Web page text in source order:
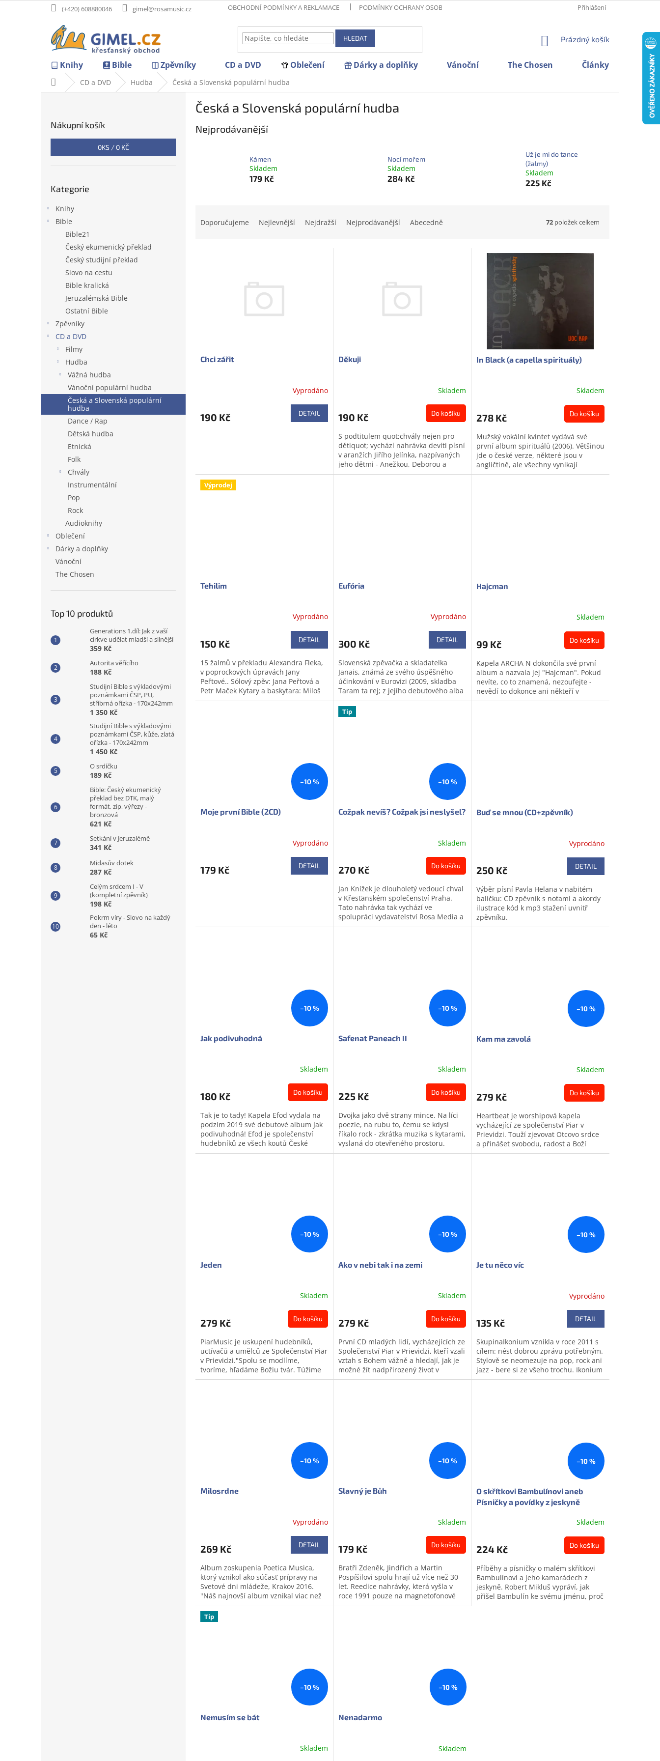
na
(+420) 608880046 gimel@rosamusic.cz OBCHODNÍ PODMÍNKY A REKLAMACE PODMÍNKY OCHRANY OSOBNÍCH ÚDAJŮ Přihlášení
HLEDAT
NÁKUPNÍ
Prázdný košík
Knihy Bible Zpěvníky CD a DVD Oblečení Dárky a doplňky Vánoční The Chosen Články
Domů CD a DVD Hudba Česká a Slovenská populární hudba
Nákupní košík
0KS / 0 KČ
kategorie
Kategorie
Knihy
Bible
Bible21
Český ekumenický překlad
Český studijní překlad
Slovo na cestu
Bible kralická
Jeruzalémská Bible
Ostatní Bible
Zpěvníky
CD a DVD
Filmy
Hudba
Vážná hudba
Vánoční populární hudba
Česká a Slovenská populární
hudba
Dance / Rap
Dětská hudba
Etnická
Folk
Chvály
Instrumentální
Pop
Rock
Audioknihy
Oblečení
Dárky a doplňky
Vánoční
The Chosen
Top 10 produktů
Generations 1.díl: Jak z vaší
církve udělat mladší a silnější
359 Kč
Autorita věřícího
188 Kč
Studijní Bible s výkladovými
poznámkami ČSP, PU,
stříbrná ořízka - 170x242mm
1 350 Kč
Studijní Bible s výkladovými
poznámkami ČSP, kůže, zlatá
ořízka - 170x242mm
1 450 Kč
O srdíčku
189 Kč
Bible: Český ekumenický
překlad bez DTK, malý
formát, zip, výřezy -
bronzová
621 Kč
Setkání v Jeruzalémě
341 Kč
Midasův dotek
287 Kč
Celým srdcem I - V
(kompletní zpěvník)
198 Kč
Pokrm víry - Slovo na každý
den - léto
65 Kč
Česká a Slovenská populární hudba
Nejprodávanější
Kámen
Skladem
179 Kč
Nocí mořem
Skladem
284 Kč
Už je mi do tance
(žalmy)
Skladem
225 Kč
Doporučujeme Nejlevnější Nejdražší Nejprodávanější Abecedně 72 položek celkem
Chci zářit
Vyprodáno
190 Kč DETAIL
Děkuji
Skladem
190 Kč Do košíku
S podtitulem quot;chvály nejen pro
dětiquot; vychází nahrávka devíti písní
v aranžích Jiřího Jelínka, nazpívaných
jeho dětmi - Anežkou, Deborou a
Vítem. CD obsahuje také...
In Black (a capella spirituály)
Skladem
278 Kč Do košíku
Mužský vokální kvintet vydává své
první album spirituálů (2006). Většinou
jde o české verze, některé jsou v
angličtině, ale všechny vynikají
souladem všech hlasů,
Výprodej
Tehilim
Vyprodáno
150 Kč DETAIL
15 žalmů v překladu Alexandra Fleka,
v poprockových úpravách Jany
Peřtové.. Sólový zpěv: Jana Peřtová a
Petr Maček Kytary a baskytara: Miloš
Koubek, Vojta Komárek, Jana Peřtová...
Eufória
Vyprodáno
300 Kč DETAIL
Slovenská zpěvačka a skladatelka
Janais, známá ze svého úspěšného
účinkování v Eurovizi (2009, skladba
Taram ta rej; z jejího debutového alba
Svetaboj),ale hlavně z duetu Kto...
Hajcman
je
z
5
hvězdiček.
Skladem
99 Kč Do košíku
Kapela ARCHA N dokončila své první
album a nazvala jej "Hajcman". Pokud
nevíte, co to znamená, nezoufejte -
nevědí to dokonce ani někteří v
Ostravě, odkud Archa pochází.
–10 %
Moje první Bible (2CD)
Vyprodáno
179 Kč DETAIL
Tip
–10 %
Cožpak nevíš? Cožpak jsi neslyšel?
Skladem
270 Kč Do košíku
Jan Knížek je dlouholetý vedoucí chval
v Křesťanském společenství Praha.
Tato nahrávka tak vychází ve
spolupráci vydavatelství Rosa Media a
KS Praha Music. Na CD naleznete...
Buď se mnou (CD+zpěvník)
Vyprodáno
250 Kč DETAIL
Výběr písní Pavla Helana v nabitém
balíčku: CD zpěvník s notami a akordy
ilustrace kód k mp3 stažení uvnitř
zpěvníku.
–10 %
Jak podivuhodná
je
z
5
hvězdiček.
Skladem
180 Kč Do košíku
Tak je to tady! Kapela Efod vydala na
podzim 2019 své debutové album Jak
podivuhodná! Efod je společenství
hudebníků ze všech koutů České
republiky. Ani stovky kilometrů a...
–10 %
Safenat Paneach II
Skladem
225 Kč Do košíku
Dvojka jako dvě strany mince. Na líci
poezie, na rubu to, čemu se kdysi
říkalo rock - zkrátka muzika s kytarami,
vyslaná do otevřeného prostoru.
Dvojka jako druhá šance pro...
–10 %
Kam ma zavolá
Skladem
279 Kč Do košíku
Heartbeat je worshipová kapela
vycházející ze společenství Piar v
Prievidzi. Touží zjevovat Otcovo srdce
a přinášet svobodu, radost a Boží
přítomnost. Nahrávka je z roku...
–10 %
Jeden
Skladem
279 Kč Do košíku
PiarMusic je uskupení hudebníků,
uctívačů a umělců ze Společenství Piar
v Prievidzi."Spolu se modlíme,
tvoríme, hľadáme Božiu tvár. Túžime
vyjadriť to, čo v našom spoločenstve...
–10 %
Ako v nebi tak i na zemi
Skladem
279 Kč Do košíku
První CD mladých lidí, vycházejících ze
Společenství Piar v Prievidzi, kteří vzali
vztah s Bohem vážně a hledají, jak je
možné žít nadpřirozený život v
běžných dnech. Živá...
–10 %
Je tu něco víc
Vyprodáno
135 Kč DETAIL
SkupinaIkonium vznikla v roce 2011 s
cílem: nést dobrou zprávu potřebným.
Stylově se neomezuje na pop, rock ani
jazz - bere si ze všeho trochu. Ikonium
má za sebou spoustu...
–10 %
Milosrdne
Vyprodáno
269 Kč DETAIL
Album zoskupenia Poetica Musica,
ktorý vznikol ako súčasť prípravy na
Svetové dni mládeže, Krakov 2016.
"Náš najnovší album vznikal viac než
pol roka spolu s katechézami ako...
–10 %
Slavný je Bůh
Skladem
179 Kč Do košíku
Bratři Zdeněk, Jindřich a Martin
Pospíšilovi spolu hrají už více než 30
let. Reedice nahrávky, která vyšla v
roce 1991 pouze na magnetofonové
kazetě. Album obsahuje třináct...
–10 %
O skřítkovi Bambulínovi aneb
Písničky a povídky z jeskyně
Skladem
224 Kč Do košíku
Příběhy a písničky o malém skřítkovi
Bambulínovi a jeho kamarádech z
jeskyně. Robert Mikluš vypráví, jak
přišel Bambulín ke svému jménu, proč
Tip
–10 %
Nemusím se bát
Skladem
–10 %
Nenadarmo
Skladem